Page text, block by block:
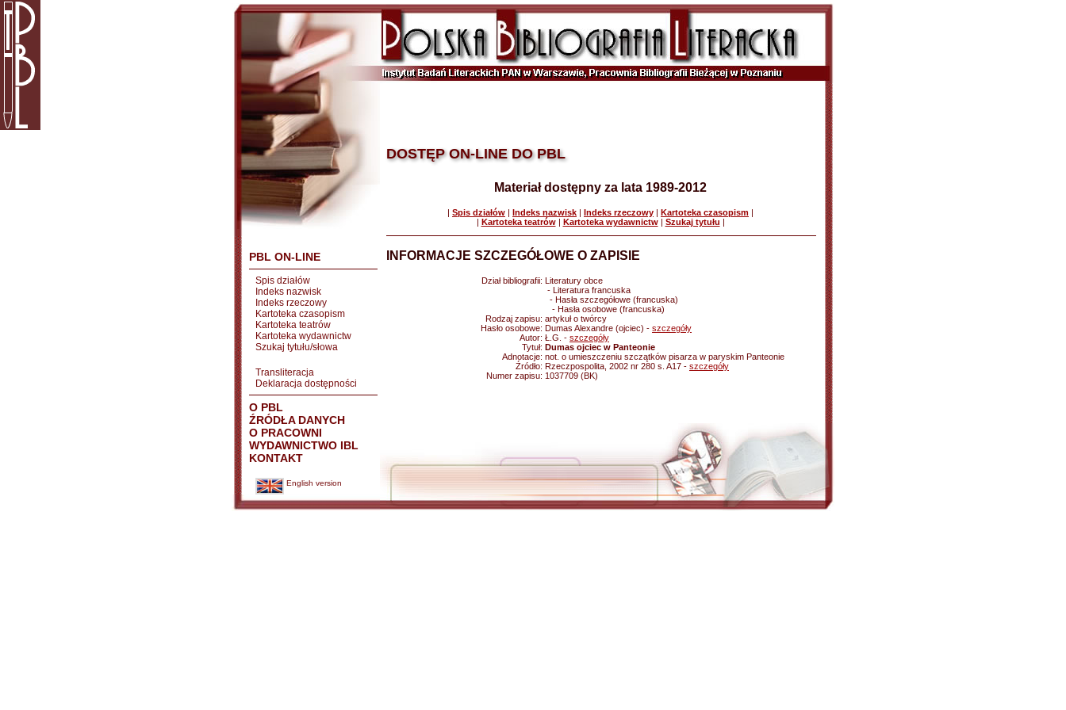
PBL ON-LINE
Spis działów
Indeks nazwisk
Indeks rzeczowy
Kartoteka czasopism
Kartoteka teatrów
Kartoteka wydawnictw
Szukaj tytułu/słowa
Transliteracja
Deklaracja dostępności
O PBL
ŹRÓDŁA DANYCH
O PRACOWNI
WYDAWNICTWO IBL
KONTAKT
English version
DOSTĘP ON-LINE DO PBL
Materiał dostępny za lata 1989-2012
| Spis działów | Indeks nazwisk | Indeks rzeczowy | Kartoteka czasopism |
| Kartoteka teatrów| Kartoteka wydawnictw| Szukaj tytułu |
INFORMACJE SZCZEGÓŁOWE O ZAPISIE
Dział bibliografii: Literatury obce
- Literatura francuska
- Hasła szczegółowe (francuska)
- Hasła osobowe (francuska)
Rodzaj zapisu: artykuł o twórcy
Hasło osobowe: Dumas Alexandre (ojciec) - szczegóły
Autor: Ł.G. - szczegóły
Tytuł: Dumas ojciec w Panteonie
Adnotacje: not. o umieszczeniu szczątków pisarza w paryskim Panteonie
Źródło: Rzeczpospolita, 2002 nr 280 s. A17 - szczegóły
Numer zapisu: 1037709 (BK)